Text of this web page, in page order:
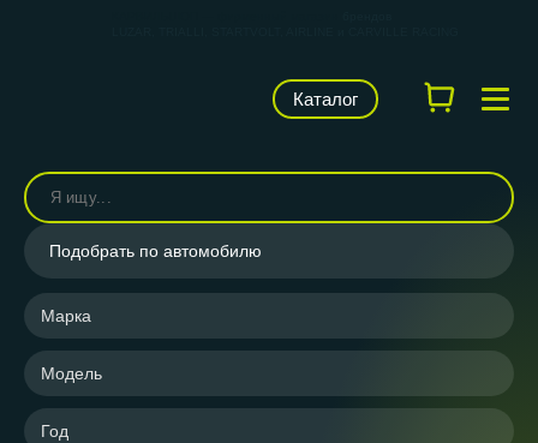
Каталог
Подобрать по автомобилю
Марка
Модель
Год